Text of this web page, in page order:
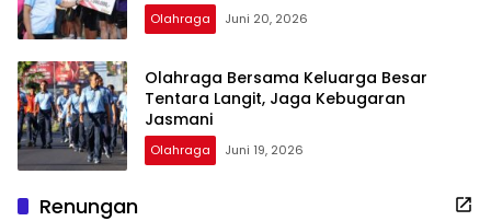
Olahraga Juni 20, 2026
Olahraga Bersama Keluarga Besar
Tentara Langit, Jaga Kebugaran
Jasmani
Olahraga Juni 19, 2026
Renungan